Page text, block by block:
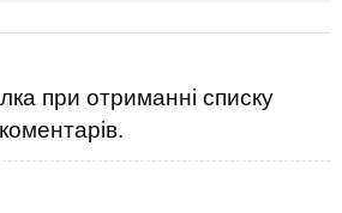
при отриманні списку
коментарів.